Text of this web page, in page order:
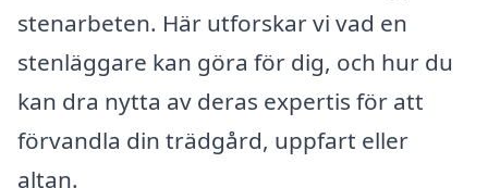
stenarbeten. Här utforskar vi vad en
stenläggare kan göra för dig, och hur du
kan dra nytta av deras expertis för att
förvandla din trädgård, uppfart eller
altan.